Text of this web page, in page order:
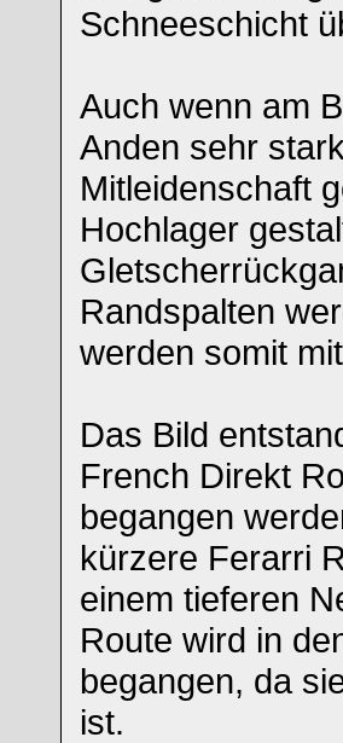
Schneeschicht
Auch wenn am
Anden sehr
Mitleidenschaft
Hochlager
Randspalten
werden somit
Das Bild
French Direkt
begangen
kürzere Ferarri
einem tieferen
Route wird in
begangen, da
ist.